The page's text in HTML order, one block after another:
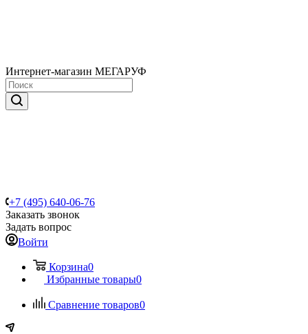
Интернет-магазин МЕГАРУФ
+7 (495) 640-06-76
Заказать звонок
Задать вопрос
Войти
Корзина0
Избранные товары0
Сравнение товаров0